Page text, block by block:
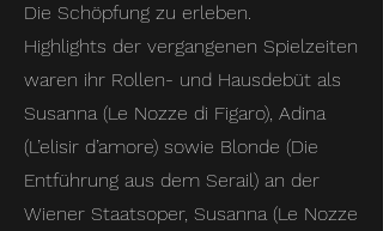
Die Schöpfung zu erleben.
Highlights der vergangenen Spielzeiten
waren ihr Rollen- und Hausdebüt als
Susanna (Le Nozze di Figaro), Adina
(L’elisir d’amore) sowie Blonde (Die
Entführung aus dem Serail) an der
Wiener Staatsoper, Susanna (Le Nozze